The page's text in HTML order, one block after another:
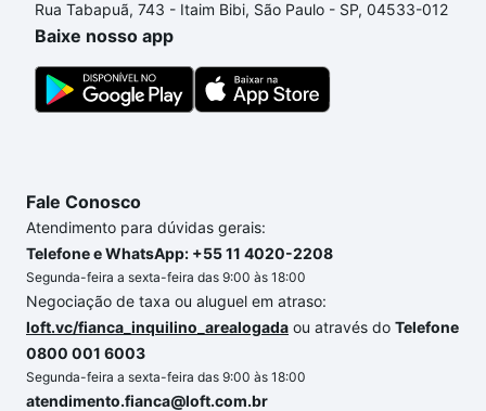
comprar um apartamento e conte com a gente para
comprar o imóvel dos seus sonhos com segurança e
conforto. Loft, com você até as chaves.
Rua Tabapuã, 743 - Itaim Bibi, São Paulo - SP, 04533-012
Baixe nosso app
Fale Conosco
Atendimento para dúvidas gerais:
Telefone e WhatsApp: +55 11 4020-2208
Segunda-feira a sexta-feira das 9:00 às 18:00
Negociação de taxa ou aluguel em atraso:
loft.vc/fianca_inquilino_arealogada ou através do Telefone
0800 001 6003
Segunda-feira a sexta-feira das 9:00 às 18:00
atendimento.fianca@loft.com.br